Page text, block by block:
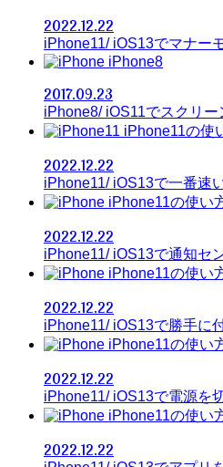
2022.12.22
iPhone11/ iOS13でマナー
iPhone8
2017.09.23
iPhone8/ iOS11でスクリ
iPhone11の使
2022.12.22
iPhone11/ iOS13で一番速
iPhone11の使い
2022.12.22
iPhone11/ iOS13で通知セ
iPhone11の使い
2022.12.22
iPhone11/ iOS13で勝手に
iPhone11の使い
2022.12.22
iPhone11/ iOS13で電源を
iPhone11の使い
2022.12.22